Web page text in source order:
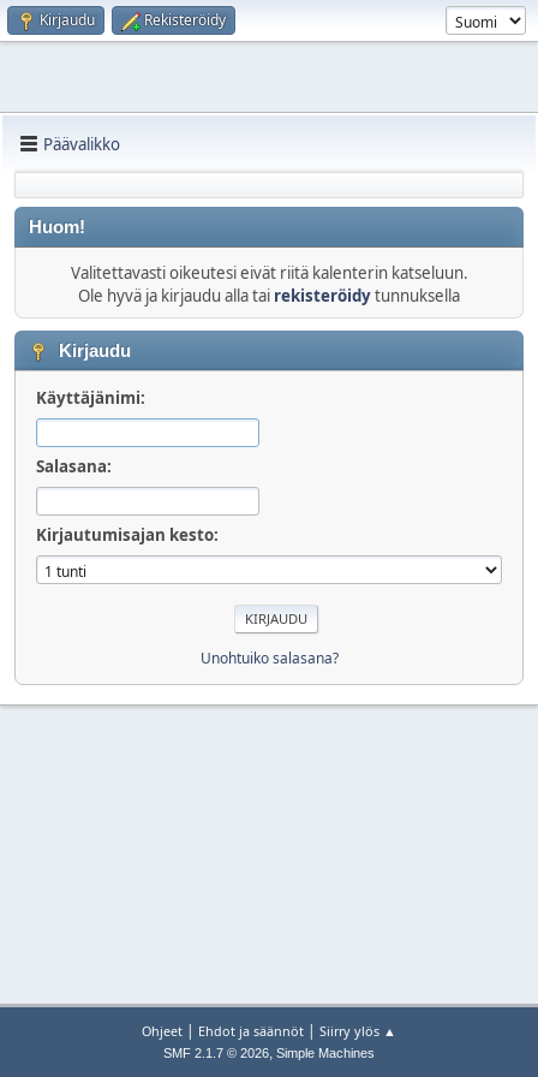
Kirjaudu Rekisteröidy
Päävalikko
Huom!
Valitettavasti oikeutesi eivät riitä kalenterin katseluun.
Ole hyvä ja kirjaudu alla tai rekisteröidytunnuksella
Kirjaudu
Käyttäjänimi:
Salasana:
Kirjautumisajan kesto:
Unohtuiko salasana?
Ohjeet | Ehdot ja säännöt | Siirry ylös ▲
SMF 2.1.7 © 2026, Simple Machines